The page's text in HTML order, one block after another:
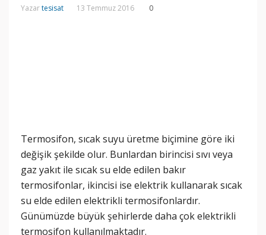
Yazartesisat 13 Temmuz 2016 0
Termosifon, sıcak suyu üretme biçimine göre iki
değişik şekilde olur. Bunlardan birincisi sıvı veya
gaz yakıt ile sıcak su elde edilen bakır
termosifonlar, ikincisi ise elektrik kullanarak sıcak
su elde edilen elektrikli termosifonlardır.
Günümüzde büyük şehirlerde daha çok elektrikli
termosifon kullanılmaktadır.